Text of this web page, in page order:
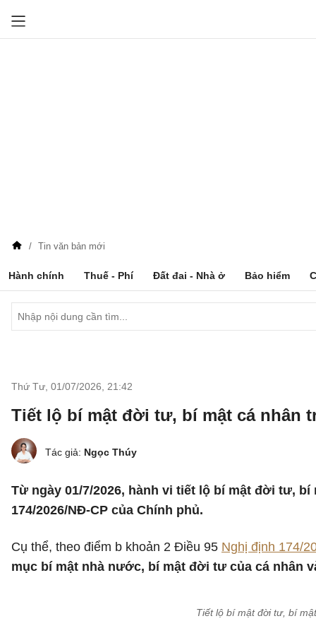
Tin văn bản mới
Hành chính Thuế - Phí Đất đai - Nhà ở Bảo hiểm
Thứ Tư, 01/07/2026 21:42
Tiết lộ bí mật đời tư, bí mật cá nhân
Tác giả: Ngọc Thúy
Từ ngày 01/7/2026, hành vi tiết lộ bí mật đời tư,
174/2026/NĐ-CP của Chính phủ.
Cụ thể, theo điểm b khoản 2 Điều 95 Nghị định 174/
mục bí mật nhà nước, bí mật đời tư của cá nhân
Tiết lộ bí mật đời tư, bí